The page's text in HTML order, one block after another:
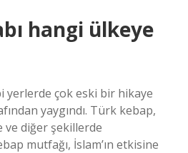
hangi ülkeye
yerlerde çok eski bir hikaye
yaygındı. Türk kebap,
diğer şekillerde
mutfağı, İslam’ın etkisine